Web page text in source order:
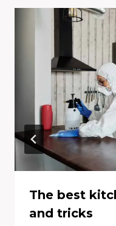
The best
and tricks